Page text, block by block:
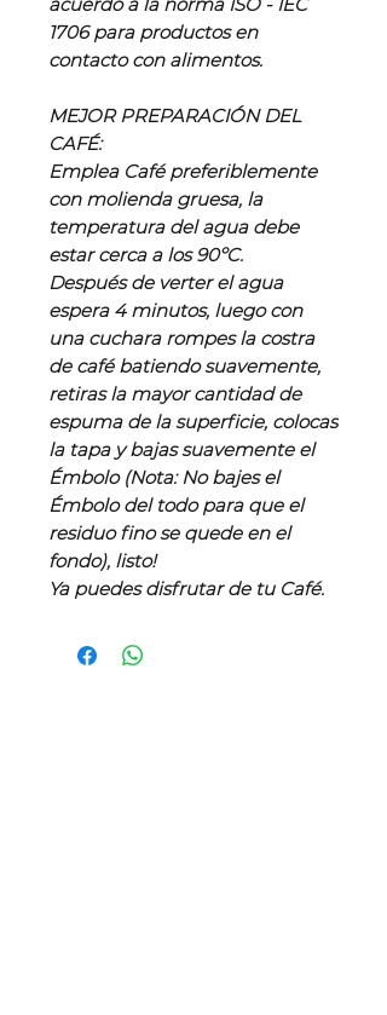
acuerdo a la norma ISO - IEC
1706 para productos en
contacto con alimentos.
MEJOR PREPARACIÓN DEL
CAFÉ:
Emplea Café preferiblemente
con molienda gruesa, la
temperatura del agua debe
estar cerca a los 90ºC.
Después de verter el agua
espera 4 minutos, luego con
una cuchara rompes la costra
de café batiendo suavemente,
retiras la mayor cantidad de
espuma de la superficie, colocas
la tapa y bajas suavemente el
Émbolo (Nota: No bajes el
Émbolo del todo para que el
residuo fino se quede en el
fondo), listo!
Ya puedes disfrutar de tu Café.